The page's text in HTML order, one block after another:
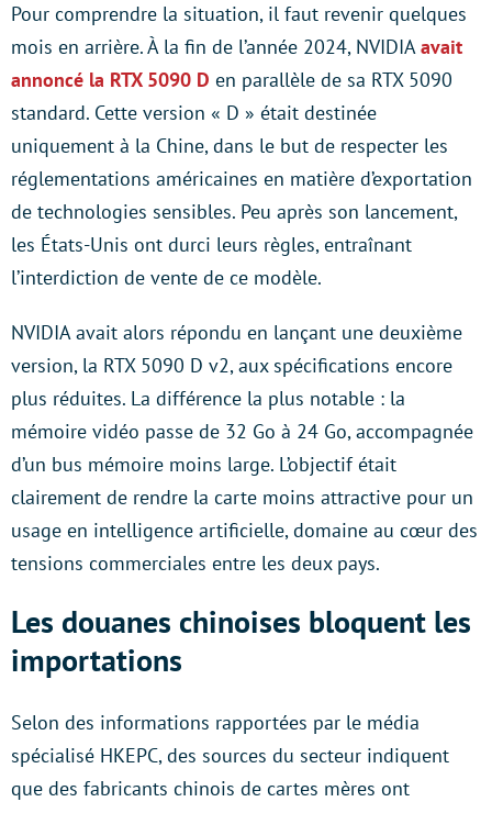
Pour comprendre la situation, il faut revenir quelques
mois en arrière. À la fin de l’année 2024, NVIDIAavait
annoncé la RTX 5090 D en parallèle de sa RTX 5090
standard. Cette version « D » était destinée
uniquement à la Chine, dans le but de respecter les
réglementations américaines en matière d’exportation
de technologies sensibles. Peu après son lancement,
les États-Unis ont durci leurs règles, entraînant
l’interdiction de vente de ce modèle.
NVIDIA avait alors répondu en lançant une deuxième
version, la RTX 5090 D v2, aux spécifications encore
plus réduites. La différence la plus notable : la
mémoire vidéo passe de 32 Go à 24 Go, accompagnée
d’un bus mémoire moins large. L’objectif était
clairement de rendre la carte moins attractive pour un
usage en intelligence artificielle, domaine au cœur des
tensions commerciales entre les deux pays.
Les douanes chinoises bloquent les
importations
Selon des informations rapportées par le média
spécialisé HKEPC, des sources du secteur indiquent
que des fabricants chinois de cartes mères ont